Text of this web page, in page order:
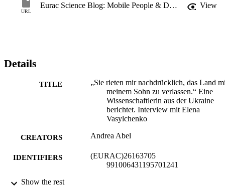
URL
Eurac Science Blog: Mobile People & Diverse Societies View
Details
TITLE
„Sie rieten mir nachdrücklich, das Land
meinem Sohn zu verlassen.“ Eine
Wissenschaftlerin aus der Ukraine
berichtet. Interview mit Elena
Vasylchenko
CREATORS Andrea Abel
IDENTIFIERS
(EURAC)26163705
991006431195701241
COPYRIGHT
Show the rest